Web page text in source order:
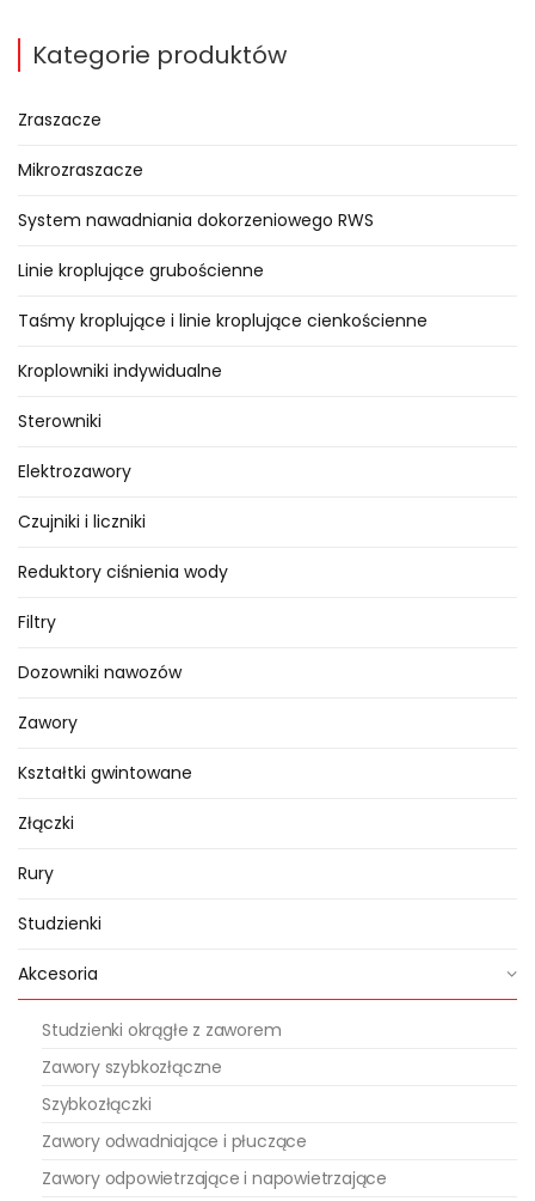
Kategorie produktów
Zraszacze
Mikrozraszacze
System nawadniania dokorzeniowego RWS
Linie kroplujące grubościenne
Taśmy kroplujące i linie kroplujące cienkościenne
Kroplowniki indywidualne
Sterowniki
Elektrozawory
Czujniki i liczniki
Reduktory ciśnienia wody
Filtry
Dozowniki nawozów
Zawory
Kształtki gwintowane
Złączki
Rury
Studzienki
Akcesoria
Studzienki okrągłe z zaworem
Zawory szybkozłączne
Szybkozłączki
Zawory odwadniające i płuczące
Zawory odpowietrzające i napowietrzające